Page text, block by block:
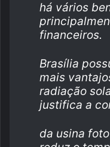
há vários
financeiros.
Brasília
mais
radiação
justifica a
da usina